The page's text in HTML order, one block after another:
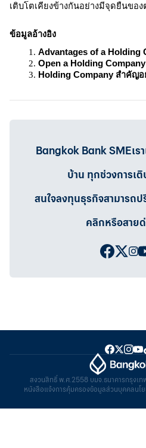
เติบโตเคียงข้างกันอย่างมีจุดยืนของ
ข้อมูลอ้างอิง
Advantages of a Holding
Open a Holding
Holding Company สำคัญ
Bangkok Bank SMEเร
บ้าน ทุกช่วงการเ
สนใจลงทุนธุรกิจสามารถ
คลิกหรือสาย
สงวนสิทธิ์ พ.ศ.2558 บมจ.ธนาคารกรุงเท
หนังสือแจ้งการคุ้มครองข้อมูลส่วนบุคคลนโ